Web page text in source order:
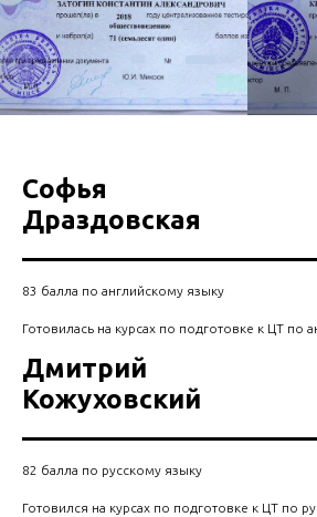
Софья
Драздовская
83 балла по английскому языку
Готовилась на курсах по подготовке к ЦТ по
Дмитрий
Кожуховский
82 балла по русскому языку
Готовился на курсах по подготовке к ЦТ по